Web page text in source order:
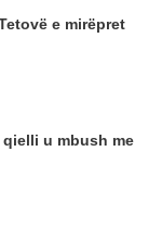
e mirëpret
u mbush me